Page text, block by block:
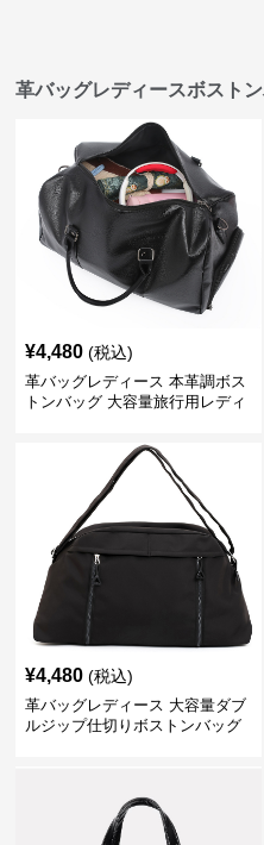
革バッグレディースボスト
¥4,480 (税込)
革バッグレディース 本革調ボス
トンバッグ 大容量旅行用レディ
¥4,480 (税込)
革バッグレディース 大容量ダブ
ルジップ仕切りボストンバッグ